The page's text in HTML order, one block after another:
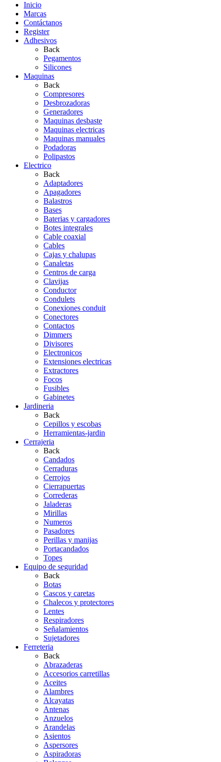
Inicio
Marcas
Contáctanos
Register
Adhesivos
Back
Pegamentos
Silicones
Maquinas
Back
Compresores
Desbrozadoras
Generadores
Maquinas desbaste
Maquinas electricas
Maquinas manuales
Podadoras
Polipastos
Electrico
Back
Adaptadores
Apagadores
Balastros
Bases
Baterias y cargadores
Botes integrales
Cable coaxial
Cables
Cajas y chalupas
Canaletas
Centros de carga
Clavijas
Conductor
Condulets
Conexiones conduit
Conectores
Contactos
Dimmers
Divisores
Electronicos
Extensiones electricas
Extractores
Focos
Fusibles
Gabinetes
Jardineria
Back
Cepillos y escobas
Herramientas-jardin
Cerrajeria
Back
Candados
Cerraduras
Cerrojos
Cierrapuertas
Correderas
Jaladeras
Mirillas
Numeros
Pasadores
Perillas y manijas
Portacandados
Topes
Equipo de seguridad
Back
Botas
Cascos y caretas
Chalecos y protectores
Lentes
Respiradores
Señalamientos
Sujetadores
Ferreteria
Back
Abrazaderas
Accesorios carretillas
Aceites
Alambres
Alcayatas
Antenas
Anzuelos
Arandelas
Asientos
Aspersores
Aspiradoras